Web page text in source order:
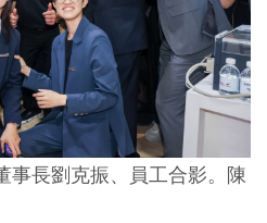
長劉克振、員工合影。陳